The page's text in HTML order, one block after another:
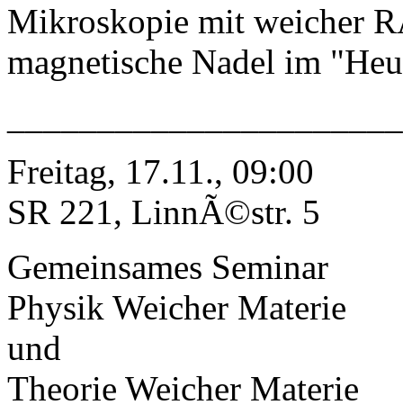
Mikroskopie mit weicher
magnetische Nadel im
Freitag, 17.11., 09:00
SR 221, LinnÃ©str. 5
Gemeinsames Seminar
Physik Weicher Materie
und
Theorie Weicher Materie